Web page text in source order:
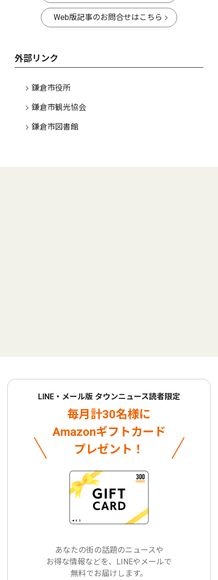
Web版記事のお問合せはこちら
外部リンク
鎌倉市役所
鎌倉市観光協会
鎌倉市図書館
LINE・メール版 タウンニュース読者限定
毎月計30名様に
Amazonギフトカード
プレゼント！
あなたの街の話題のニュースや
お得な情報などを、LINEやメールで
無料でお届けします。